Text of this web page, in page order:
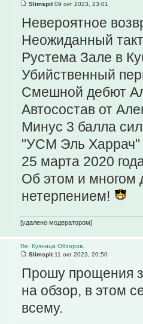
Slimspit09 окт 2023, 23:01
Невероятное
Неожиданный
Рустема Зале в
Убийственный
Смешной дебют
Автосостав от
Минус 3 балла
"УСМ Эль Харрач"
25 марта 2020
Об этом и многом
нетерпением!
[удалено модератором]
Re: Кузница Обзоров.
Slimspit11 окт 2023, 20:50
Прошу прощения
на обзор, в этом
всему.